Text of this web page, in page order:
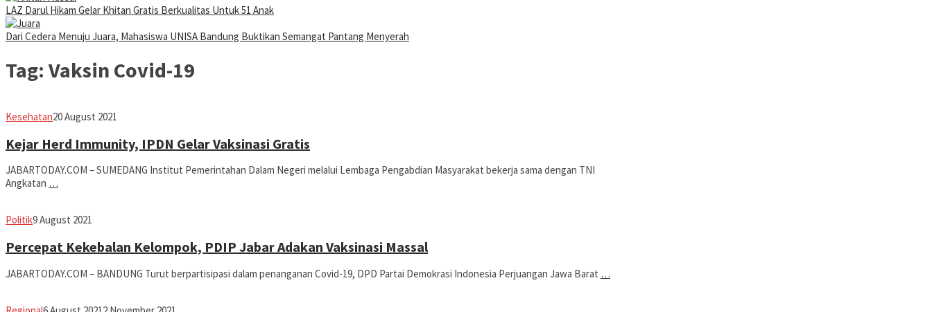
LAZ Darul Hikam Gelar Khitan Gratis Berkualitas Untuk 51 Anak
Dari Cedera Menuju Juara, Mahasiswa UNISA Bandung Buktikan Semangat Pantang Menyerah
Tag: Vaksin Covid-19
KesehatanAvila
20 August 2021
Kejar Herd Immunity, IPDN Gelar Vaksinasi Gratis
JABARTODAY.COM – SUMEDANG Institut Pemerintahan Dalam Negeri melalui Lembaga Pengabdian Masyarakat bekerja sama dengan TNI
Angkatan …
PolitikAvila
9 August 2021
Percepat Kekebalan Kelompok, PDIP Jabar Adakan Vaksinasi Massal
JABARTODAY.COM – BANDUNG Turut berpartisipasi dalam penanganan Covid-19, DPD Partai Demokrasi Indonesia Perjuangan Jawa Barat …
Avila